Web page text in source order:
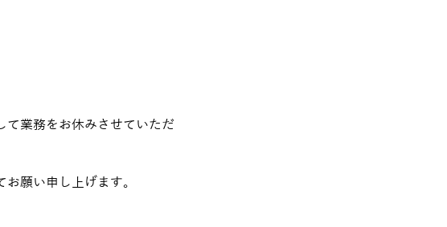
て業務をお休みさせていただ
願い申し上げます。